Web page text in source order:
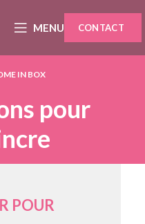
MENU CONTACT
IN BOX
pour
POUR